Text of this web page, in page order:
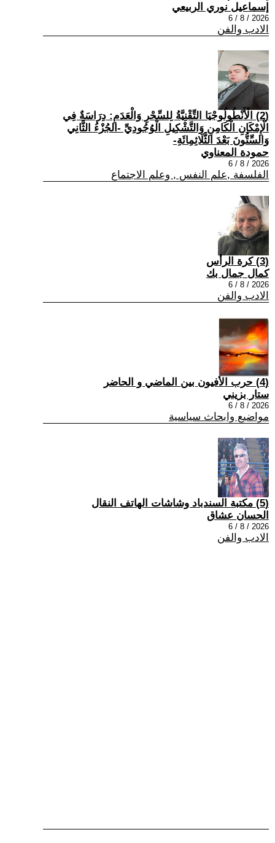
إسماعيل نوري الربيعي
2026 / 8 / 6
الادب والفن
(2) الْأَنْطُولُوجْيَا التِّقْنِيَّةُ لِلسِّحْرِ وَالْعَدَمِ: دِرَاسَةٌ فِي
الْإِمْكَانِ الْكَامِنِ وَالتَّشْكِيلِ الْوُجُودِيِّ -الجُزْءُ الثَّانِي
وَالسِّتُّونَ بَعْدَ الثَّلَاثِمِائَةِ-
حمودة المعناوي
2026 / 8 / 6
الفلسفة ,علم النفس , وعلم الاجتماع
(3) كرة الرأس
كمال جمال بك
2026 / 8 / 6
الادب والفن
(4) حرب الأفيون بين الماضي و الحاضر
ستار بزيني
2026 / 8 / 6
مواضيع وابحاث سياسية
(5) مكتبة السندباد وشاشات الهاتف النقال
الحسان عشاق
2026 / 8 / 6
الادب والفن